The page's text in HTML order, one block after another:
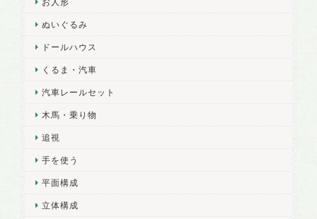
ぬいぐるみ
ドールハウス
くるま・汽車
汽車レールセット
木馬・乗り物
追視
手を使う
平面構成
立体構成